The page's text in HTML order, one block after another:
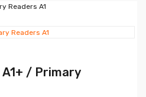
A1+ / Primary